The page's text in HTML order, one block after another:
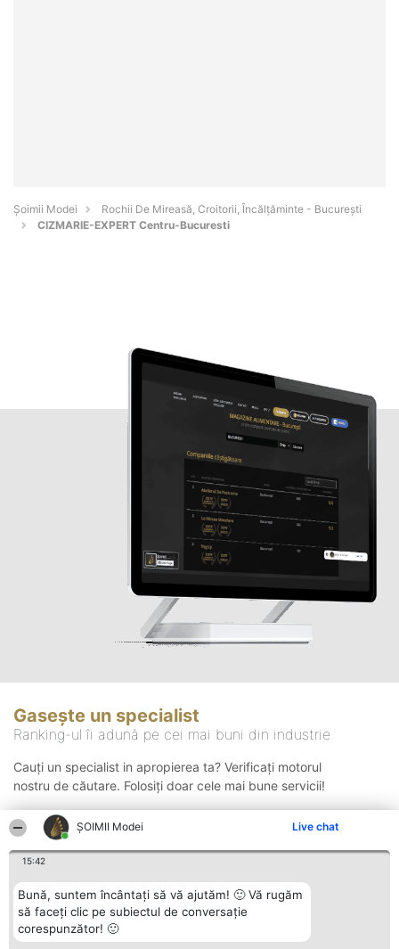
ȘOIMII Modei Live chat
15:42
Bună, suntem încântați să vă ajutăm! 🙂 Vă rugăm
să faceți clic pe subiectul de conversație
corespunzător! 🙂
Șoimii Modei
Rochii De Mireasă, Croitorii, Încălțăminte - Bucureşti
CIZMARIE-EXPERT Centru-Bucuresti
Gasește un specialist
Ranking-ul îi adună pe cei mai buni din industrie
Cauți un specialist in apropierea ta? Verificați motorul
nostru de căutare. Folosiți doar cele mai bune servicii!